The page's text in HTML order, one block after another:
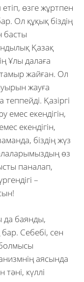
өзге жұртпен
Ол құқық біздің
басты
Қазақ
Ұлы далаға
тамыр жайған. Ол
жауға
Қазіргі
емес екендігін,
екендігін,
біздің жүз
өз
паналап,
–
да баянды,
Себебі, сен
аясында
күллі